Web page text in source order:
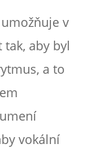
v
aby byl
a to
vokální